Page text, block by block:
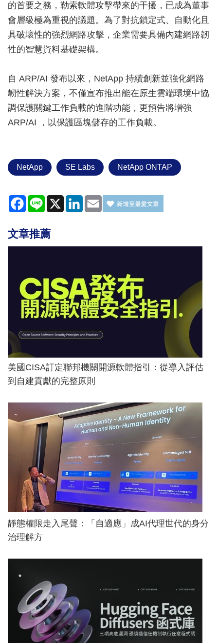
的首要之務，勒索軟體攻擊帶來的干擾，已成為董事
會層級極為重視的議題。為了對抗鎖定式、自動化且
具破壞性的強烈網路攻擊，企業需要具備內建網路韌
性的智慧資料基礎架構。
自 ARP/AI 發布以來，NetApp 持續創新並強化網路
韌性解決方案，不僅宣布推出能在原生雲端環境中協
調保護關鍵工作負載的進階功能，更預告將增強
ARP/AI ，以保護區塊儲存的工作負載。
NetApp SE Labs NetApp ONTAP
Facebook
Line X LinkedIn
Email
文章推薦
美國CISA訂定聯邦機關開源軟體指引：從導入評估
到自建貢獻的完整原則
靜態權限走入尾聲：「自適應」成AI代理世代的身分
治理解方